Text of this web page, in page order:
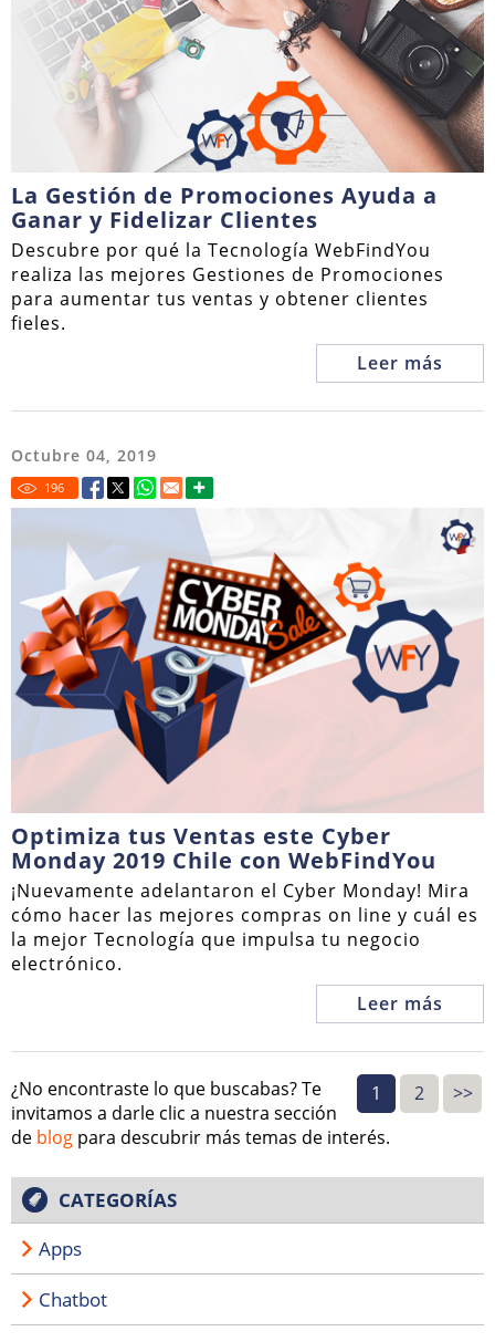
La Gestión de Promociones Ayuda a
Ganar y Fidelizar Clientes
Descubre por qué la Tecnología WebFindYou
realiza las mejores Gestiones de Promociones
para aumentar tus ventas y obtener clientes
fieles.
Leer más
Octubre 04, 2019
196
Optimiza tus Ventas este Cyber
Monday 2019 Chile con WebFindYou
¡Nuevamente adelantaron el Cyber Monday! Mira
cómo hacer las mejores compras on line y cuál es
la mejor Tecnología que impulsa tu negocio
electrónico.
Leer más
1 2 >>
¿No encontraste lo que buscabas? Te
invitamos a darle clic a nuestra sección
de blog para descubrir más temas de interés.
CATEGORÍAS
Apps
Chatbot